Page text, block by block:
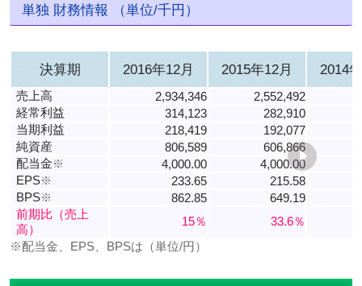
単独 財務情報 （単位/千円）
決算期 2016年12月 2015年12月 2014
売上高 2,934,346 2,552,492
経常利益
314,123
282,910
当期利益
218,419
192,077
純資産
806,589
606,866
配当金※ 4,000.00
4,000.00
EPS※ 233.65 215.58
BPS※ 862.85 649.19
前期比（売上
高）
15％
33.6％
※配当金、EPS、BPSは（単位/円）